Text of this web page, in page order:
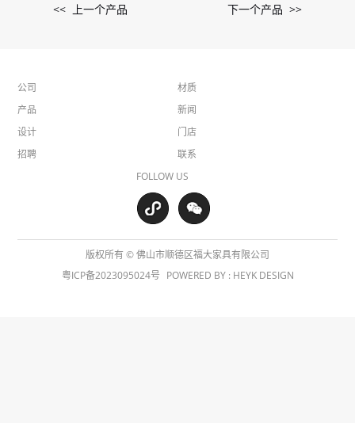
下一个产品 >>
<< 上一个产品
公司
产品
设计
招聘
材质
新闻
门店
联系
FOLLOW US
版权所有 © 佛山市顺德区福大家具有限公司
粤ICP备2023095024号 POWERED BY : HEYK DESIGN